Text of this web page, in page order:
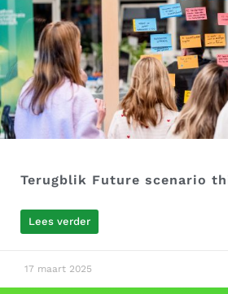
Terugblik Future scenario
Lees verder
17 maart 2025